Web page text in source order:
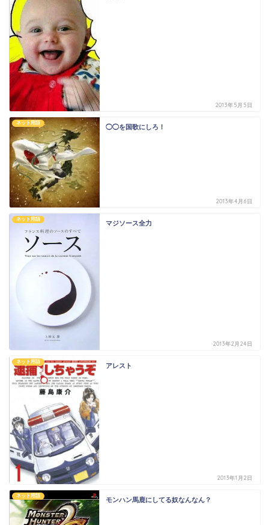
2013年5月5日
ネット用語
◯◯を国歌にしろ！
2013年4月6日
ネット用語
マジソース全力
2013年2月24日
ネット用語
アレスト
2013年1月2日
ネット用語
モンハン馬鹿にしてる奴なんなん？